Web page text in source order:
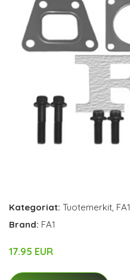
Kategoriat: Tuotemerkit, FA1
Brand: FA1
17.95 EUR